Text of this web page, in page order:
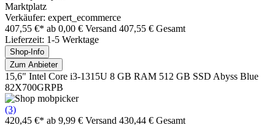
Marktplatz
Verkäufer: expert_ecommerce
407,55 €* ab 0,00 € Versand 407,55 € Gesamt
Lieferzeit: 1-5 Werktage
Shop-Info
Zum Anbieter
15,6" Intel Core i3-1315U 8 GB RAM 512 GB SSD Abyss Blue
82X700GRPB
(3)
420,45 €* ab 9,99 € Versand 430,44 € Gesamt